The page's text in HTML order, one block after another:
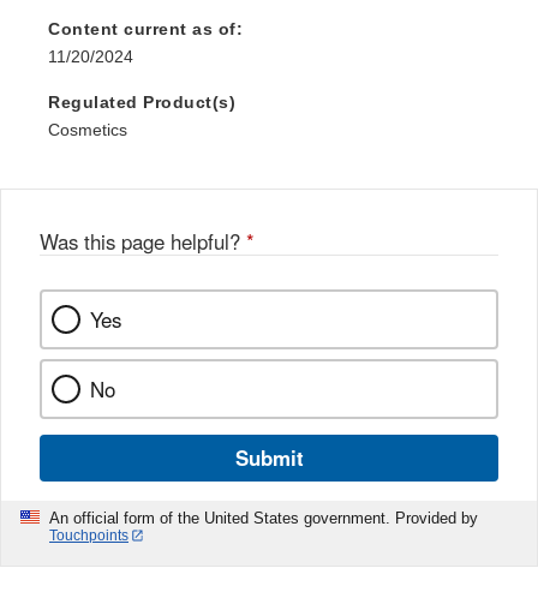
Content current as of:
11/20/2024
Regulated Product(s)
Cosmetics
Was this page helpful? *
Yes
No
Submit
An official form of the United States government. Provided by
Touchpoints